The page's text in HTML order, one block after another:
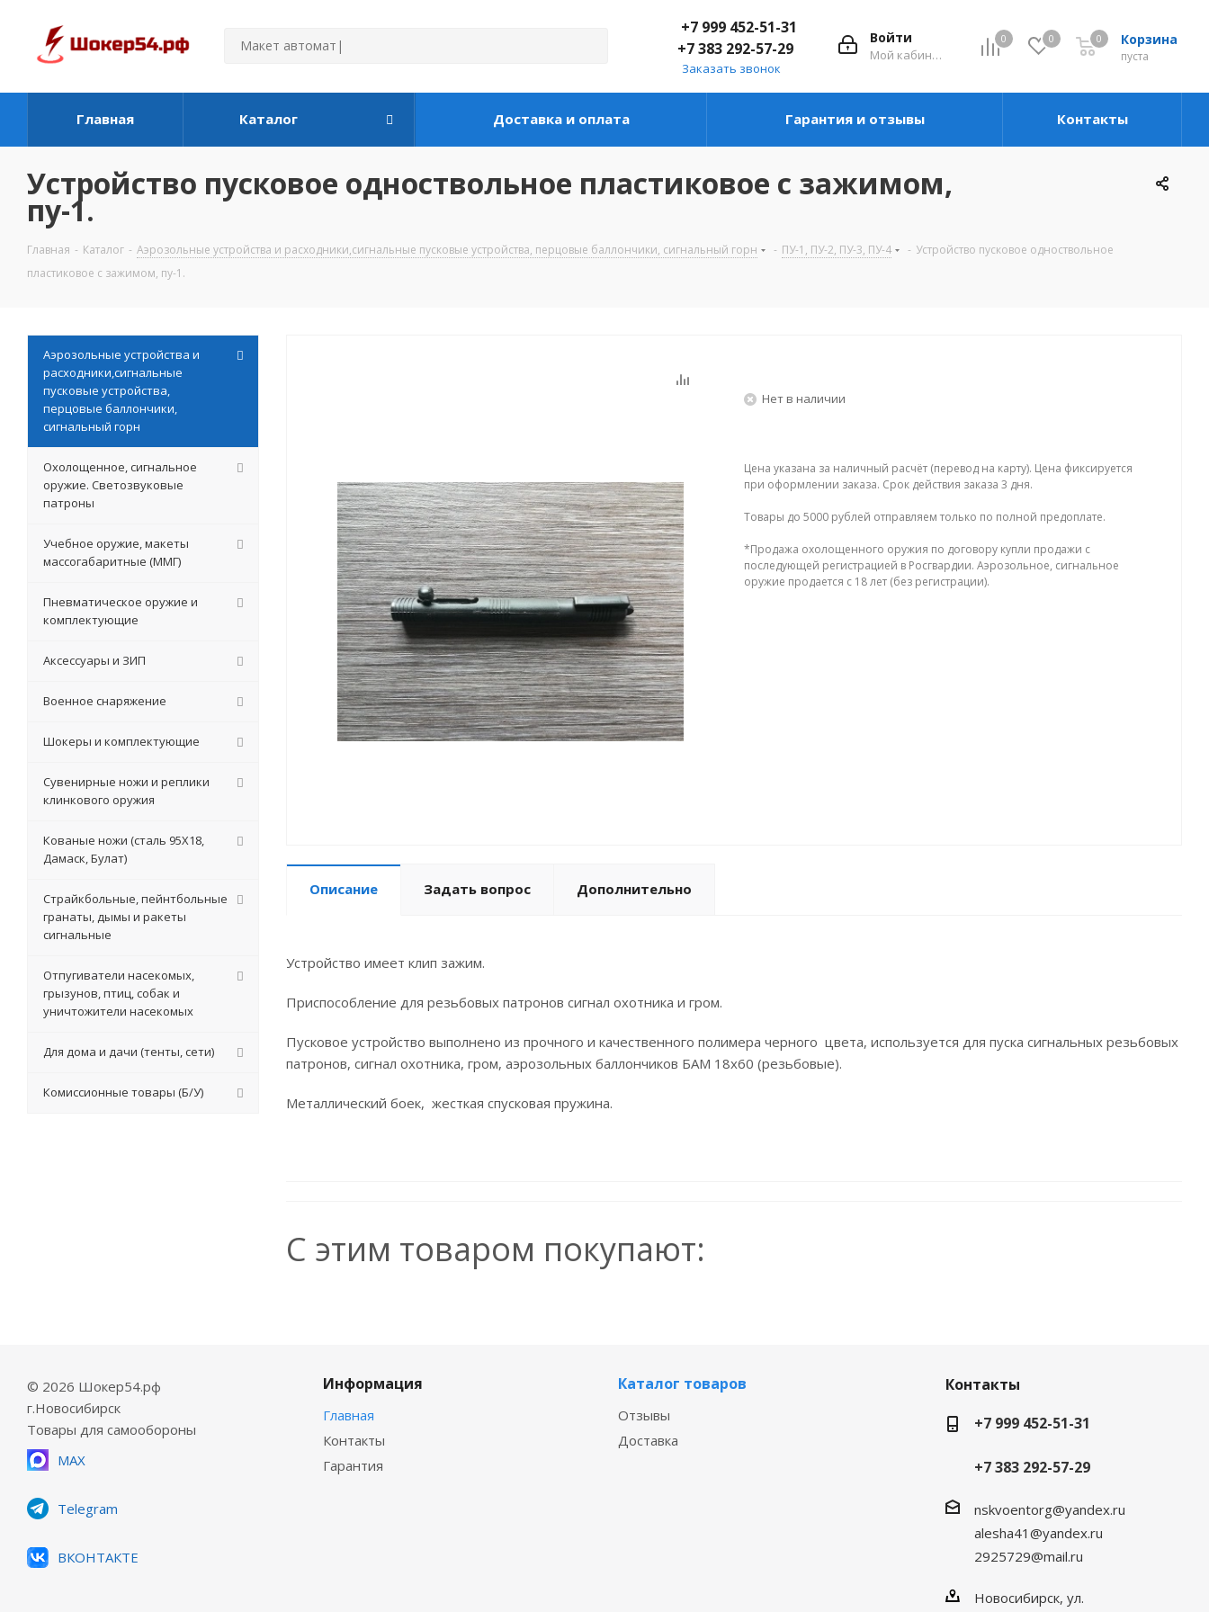
0 0 Корзина
пуста
0
Войти
Мой кабинет
+7 999 452-51-31
+7 383 292-57-29
Заказать звонок
Главная Каталог Доставка и оплата Гарантия и отзывы Контакты
Устройство пусковое одноствольное пластиковое с зажимом,
пу-1.
Главная - Каталог - Аэрозольные устройства и расходники,сигнальные пусковые устройства, перцовые баллончики, сигнальный горн - ПУ-1, ПУ-2, ПУ-3, ПУ-4 - Устройство пусковое одноствольное
пластиковое с зажимом, пу-1.
Нет в наличии
Цена указана за наличный расчёт (перевод на карту). Цена фиксируется
при оформлении заказа. Срок действия заказа 3 дня.
Товары до 5000 рублей отправляем только по полной предоплате.
*Продажа охолощенного оружия по договору купли продажи с
последующей регистрацией в Росгвардии. Аэрозольное, сигнальное
оружие продается с 18 лет (без регистрации).
Описание Задать вопрос Дополнительно
Устройство имеет клип зажим.
Приспособление для резьбовых патронов сигнал охотника и гром.
Пусковое устройство выполнено из прочного и качественного полимера черного цвета, используется для пуска сигнальных резьбовых
патронов, сигнал охотника, гром, аэрозольных баллончиков БАМ 18х60 (резьбовые).
Металлический боек, жесткая спусковая пружина.
С этим товаром покупают:
Аэрозольные устройства и
расходники,сигнальные
пусковые устройства,
перцовые баллончики,
сигнальный горн
Охолощенное, сигнальное
оружие. Светозвуковые
патроны
Учебное оружие, макеты
массогабаритные (ММГ)
Пневматическое оружие и
комплектующие
Аксессуары и ЗИП
Военное снаряжение
Шокеры и комплектующие
Сувенирные ножи и реплики
клинкового оружия
Кованые ножи (сталь 95Х18,
Дамаск, Булат)
Страйкбольные, пейнтбольные
гранаты, дымы и ракеты
сигнальные
Отпугиватели насекомых,
грызунов, птиц, собак и
уничтожители насекомых
Для дома и дачи (тенты, сети)
Комиссионные товары (Б/У)
© 2026 Шокер54.рф
г.Новосибирск
Товары для самообороны
MAX
Telegram
ВКОНТАКТЕ
Информация
Главная
Контакты
Гарантия
Каталог товаров
Отзывы
Доставка
Контакты
+7 999 452-51-31
+7 383 292-57-29
nskvoentorg@yandex.ru
alesha41@yandex.ru
2925729@mail.ru
Новосибирск, ул.